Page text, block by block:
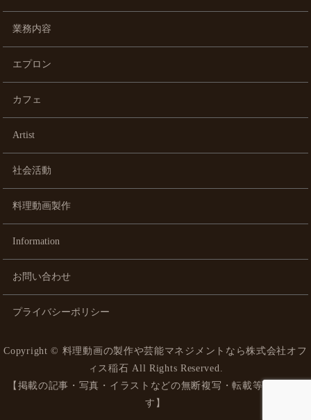
業務内容
エプロン
カフェ
Artist
社会活動
料理動画製作
Information
お問い合わせ
プライバシーポリシー
Copyright © 料理動画の製作や芸能マネジメントなら株式会社オフ
ィス稲石 All Rights Reserved.
【掲載の記事・写真・イラストなどの無断複写・転載等を禁じま
す】